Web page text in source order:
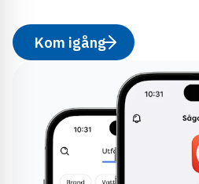
Kom igång